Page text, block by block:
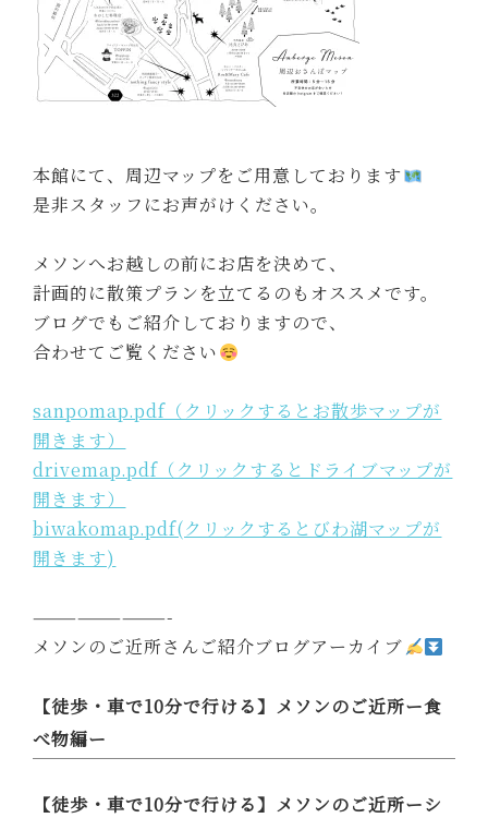
本館にて、周辺マップをご用意しております
是非スタッフにお声がけください。
メソンへお越しの前にお店を決めて、
計画的に散策プランを立てるのもオススメです。
ブログでもご紹介しておりますので、
合わせてご覧ください
sanpomap.pdf（クリックするとお散歩マップが
開きます）
drivemap.pdf（クリックするとドライブマップが
開きます）
biwakomap.pdf(クリックするとびわ湖マップが
開きます)
—————————-
メソンのご近所さんご紹介ブログアーカイブ
【徒歩・車で10分で行ける】メソンのご近所ー食
べ物編ー
【徒歩・車で10分で行ける】メソンのご近所ーシ